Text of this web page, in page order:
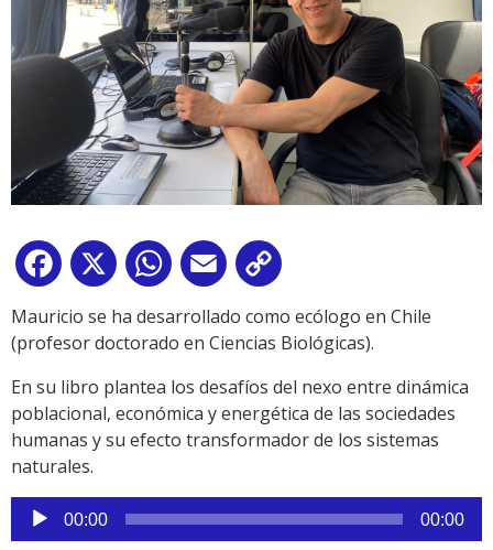
Facebook
X WhatsApp
Email
Link
Mauricio se ha desarrollado como ecólogo en Chile
(profesor doctorado en Ciencias Biológicas).
En su libro plantea los desafíos del nexo entre dinámica
poblacional, económica y energética de las sociedades
humanas y su efecto transformador de los sistemas
naturales.
Reproductor
de
00:00 00:00